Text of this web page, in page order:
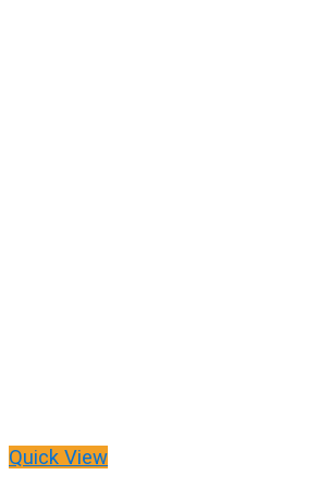
Quick View